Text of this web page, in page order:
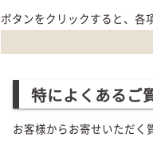
ボタンをクリックすると、各
特によくあるご
お客様からお寄せいただく